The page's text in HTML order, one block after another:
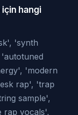
hangi
'synth
'modern
rap', 'trap
sample',
rap vocals',